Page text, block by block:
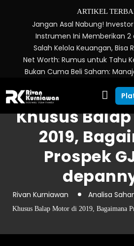
ARTIKEL
Jangan Asal Nabung!
Instrumen Ini Memberikan 2
Salah Kelola Keuangan, Bisa
Net Worth: Rumus untuk Tahu
Bukan Cuma Beli Saham:
Khusus
2019,
Prospek
Rivan Kurniawan Analisa
Khusus Balap Motor di 2019, Bagaimana